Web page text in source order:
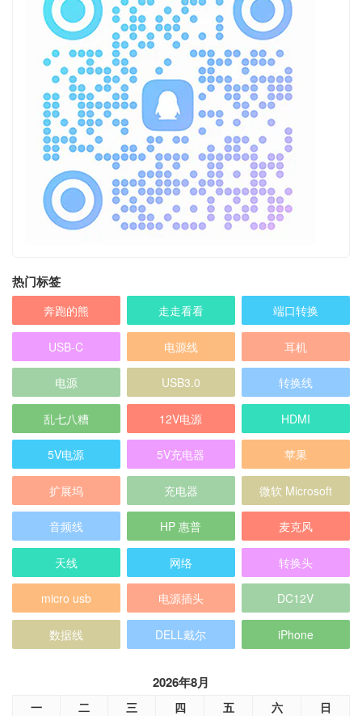
热门标签
奔跑的熊 走走看看 端口转换
USB-C 电源线 耳机
电源 USB3.0 转换线
乱七八糟 12V电源 HDMI
5V电源 5V充电器 苹果
扩展坞 充电器 微软 Microsoft
音频线 HP 惠普 麦克风
天线 网络 转换头
micro usb 电源插头 DC12V
数据线 DELL戴尔 iPhone
2026年8月
一 二 三 四 五 六 日